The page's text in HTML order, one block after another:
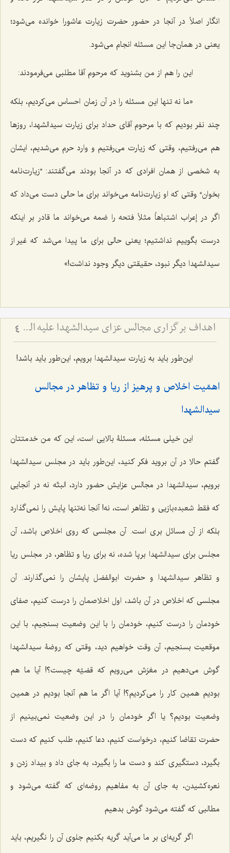
انگار اصلاً در آنجا در حضور حضرت زیارت عاشورا خوانده می‌شود؛
یعنی در همان‌جا این مسئله انجام می‌شود.
این را هم از من بشنوید که مرحوم آقا مطلبی می‌فرمودند:
«ما نه تنها این مسئله را در آن زمان احساس می‌کردیم، بلکه
چند نفر بودیم که با مرحوم آقای حداد برای زیارت سیدالشهدا، روزها
هم می‌رفتیم، وقتی که زیارت می‌رفتیم و وارد حرم می‌شدیم، ایشان
به شخصی از همان افرادی که در آنجا بودند می‌گفتند: ”زیارت‌نامه
بخوان“ وقتی که او زیارت‌نامه می‌خواند برای ما حالی دست می‌داد که
اگر در إعراب اشتباهاً مثلاً فتحه را ضمه می‌خواند ما قادر بر اینکه
درست بگوییم نداشتیم؛ یعنی حالی برای ما پیدا می‌شد که غیر از
سیدالشهدا دیگر نبود، حقیقتی دیگر وجود نداشت!»
اهداف برگزاری مجالس عزای سیدالشهدا علیه السّلام 4
این‌طور باید به زیارت سیدالشهدا برویم، این‌طور باید باشد!
اهمّیت اخلاص و پرهیز از ریا و تظاهر در مجالس
سیدالشهدا
این خیلی مسئله، مسئلۀ بالایی است، این که من خدمتتان
گفتم حالا در آن بروید فکر کنید، این‌طور باید در مجلس سیدالشهدا
برویم، سیدالشهدا در مجالس عزایش حضور دارد، البتّه نه در آنجایی
که فقط شعبده‌بازیی و تظاهر است، نه! آنجا نه‌تنها پایش را نمی‌گذارد
بلکه از آن مسائل بری است. آن مجلسی که روی اخلاص باشد، آن
مجلس برای سیدالشهدا برپا شده، نه برای ریا و تظاهر، در مجلس ریا
و تظاهر سیدالشهدا و حضرت ابوالفضل پایشان را نمی‌گذارند. آن
مجلسی که اخلاص در آن باشد، اول اخلاصمان را درست کنیم، صفای
خودمان را درست کنیم، خودمان را با این وضعیت بسنجیم، با این
موقعیت بسنجیم، آن وقت خواهیم دید، وقتی که روضۀ سیدالشهدا
گوش می‌دهیم در مغزش می‌رویم که قضیّه چیست؟! آیا ما هم
بودیم همین کار را می‌کردیم؟! آیا اگر ما هم آنجا بودیم در همین
وضعیت بودیم؟ یا اگر خودمان را در این وضعیت نمی‌بینیم از
حضرت تقاضا کنیم، درخواست کنیم، دعا کنیم، طلب کنیم که دست
بگیرد، دستگیری کند و دست ما را بگیرد، به جای داد و بیداد زدن و
نعره‌کشیدن، به جای آن به مفاهیم روضه‌ای که گفته می‌شود و
مطالبی که گفته می‌شود گوش بدهیم
اگر گریه‌ای بر ما می‌آید گریه بکنیم جلوی آن را نگیریم، باید